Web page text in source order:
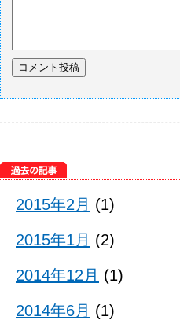
2015年2月 (1)
2015年1月 (2)
2014年12月 (1)
2014年6月 (1)